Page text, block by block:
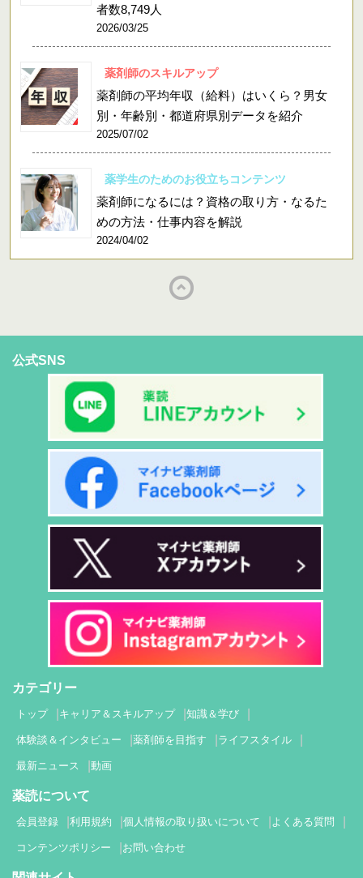
者数8,749人
2026/03/25
薬剤師のスキルアップ
薬剤師の平均年収（給料）はいくら？男女
別・年齢別・都道府県別データを紹介
2025/07/02
薬学生のためのお役立ちコンテンツ
薬剤師になるには？資格の取り方・なるた
めの方法・仕事内容を解説
2024/04/02
公式SNS
カテゴリー
トップ キャリア＆スキルアップ 知識＆学び
体験談＆インタビュー 薬剤師を目指す ライフスタイル
最新ニュース 動画
薬読について
会員登録 利用規約 個人情報の取り扱いについて よくある質問
コンテンツポリシー お問い合わせ